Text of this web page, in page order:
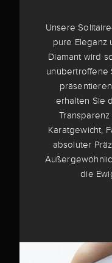
Unsere
pure Eleganz
Diamant wird
unübertroffene
erhalten Sie
Karatgewicht,
absoluter
die